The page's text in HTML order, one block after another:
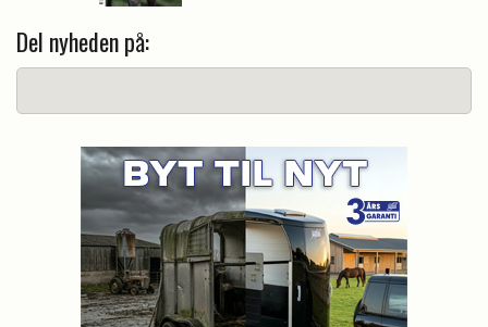
Del nyheden på: